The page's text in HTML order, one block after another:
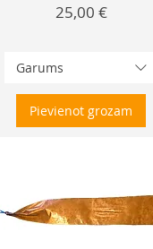
Cena
25,00 €
Garums
Pievienot grozam